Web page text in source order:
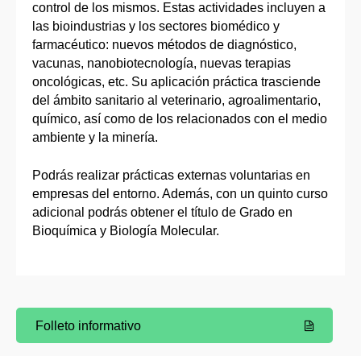
control de los mismos. Estas actividades incluyen a
las bioindustrias y los sectores biomédico y
farmacéutico: nuevos métodos de diagnóstico,
vacunas, nanobiotecnología, nuevas terapias
oncológicas, etc. Su aplicación práctica trasciende
del ámbito sanitario al veterinario, agroalimentario,
químico, así como de los relacionados con el medio
ambiente y la minería.
Podrás realizar prácticas externas voluntarias en
empresas del entorno. Además, con un quinto curso
adicional podrás obtener el título de Grado en
Bioquímica y Biología Molecular.
(Abre una nueva ventana)
Folleto informativo